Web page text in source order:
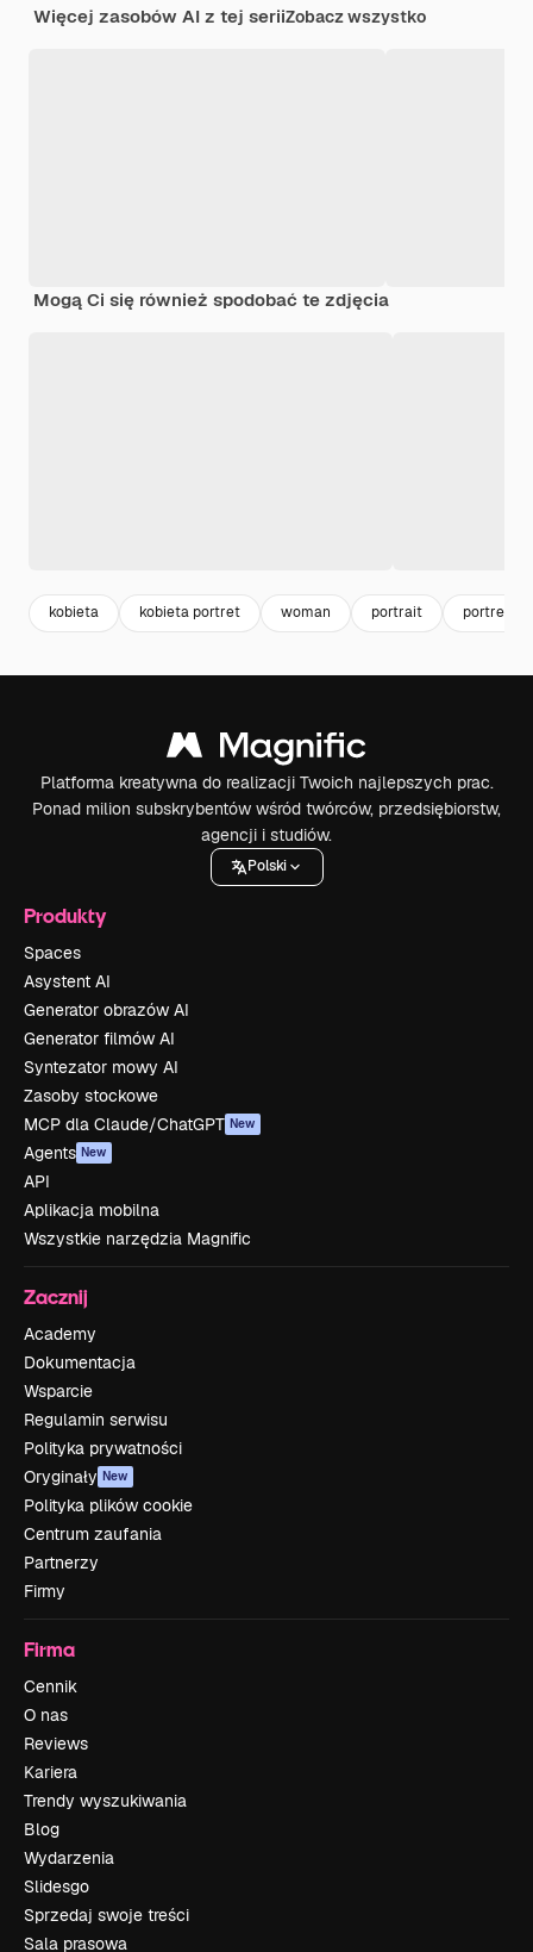
Więcej zasobów AI z tej seriiZobacz wszystko
Mogą Ci się również spodobać te zdjęcia
kobieta kobieta portret woman portrait portret
Platforma kreatywna do realizacji Twoich najlepszych prac.
Ponad milion subskrybentów wśród twórców, przedsiębiorstw,
agencji i studiów.
Polski
Produkty
Spaces
Asystent AI
Generator obrazów AI
Generator filmów AI
Syntezator mowy AI
Zasoby stockowe
MCP dla Claude/ChatGPT New
Agents New
API
Aplikacja mobilna
Wszystkie narzędzia Magnific
Zacznij
Academy
Dokumentacja
Wsparcie
Regulamin serwisu
Polityka prywatności
Oryginały New
Polityka plików cookie
Centrum zaufania
Partnerzy
Firmy
Firma
Cennik
O nas
Reviews
Kariera
Trendy wyszukiwania
Blog
Wydarzenia
Slidesgo
Sprzedaj swoje treści
Sala prasowa